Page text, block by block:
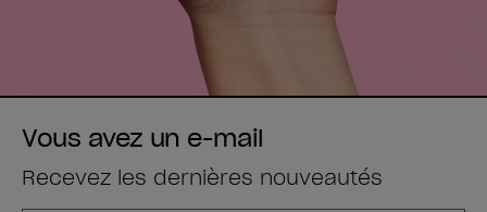
Vous avez un e-mail
Recevez les dernières nouveautés